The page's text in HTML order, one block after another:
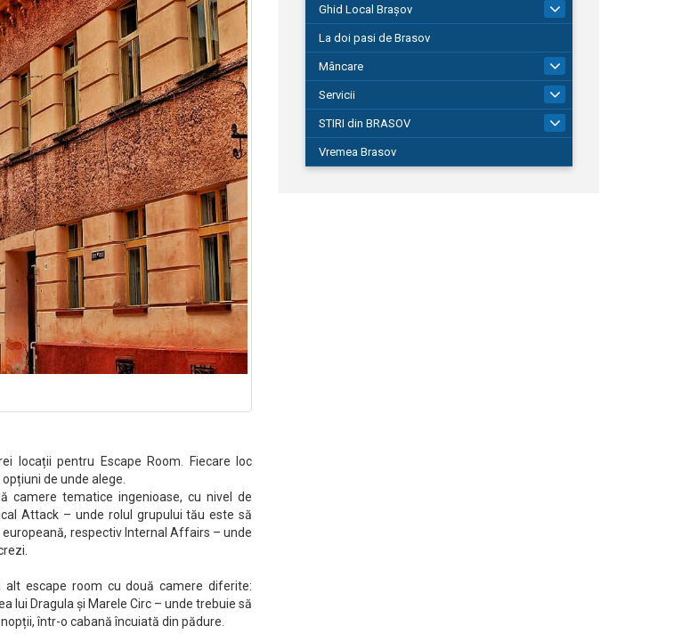
locații pentru Escape Room. Fiecare loc
de unde alege.
camere tematice ingenioase, cu nivel de
Attack – unde rolul grupului tău este să
respectiv Internal Affairs – unde
escape room cu două camere diferite:
lui Dragula și Marele Circ – unde trebuie să
într-o cabană încuiată din pădure.
Ghid Local Brașov
La doi pasi de Brasov
Mâncare
Servicii
STIRI din BRASOV
195
Vremea Brasov